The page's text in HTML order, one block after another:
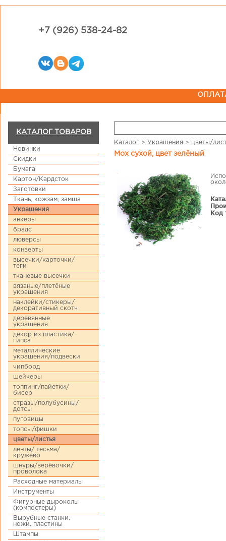
+7 (926) 538-24-82
КАТАЛОГ ТОВАРОВ
Новинки
Скидки
Бумага
Картон/Кардсток
Заготовки
Ткань, кожзам, замша
Украшения
анкеры
брадс
люверсы
конверты
высечки/карточки/
теги
тканевые высечки
вязаные/плетёные
украшения
наклейки/стикеры/
декоративный скотч
деревянные
украшения
декор из пластика/
гипса
металлические
украшения/подвески
чипборд
шейкеры
топпинг/пайетки/
бисер
стразы/полубусины/
дотсы
пуговицы
топсы/фишки
цветы/листья
ленты/ тесьма/
кружево
шнуры/верёвочки/
проволока
Расходные материалы
Инструменты
Фигурные дыроколы
(компостеры)
Вырубные станки,
ножи, пластины
Штампы
Каталог > Украшения > цветы/
Мох сухой, цвет зелёный
Код